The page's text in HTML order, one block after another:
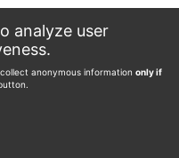
analyze user
anonymous information only if
-2, -1, 0, 1, 2, 3, 4,